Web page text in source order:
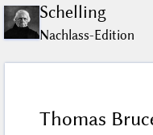
Schelling
Nachlass-Edition
Thomas